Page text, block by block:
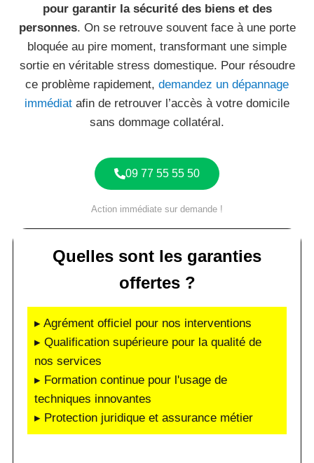
pour garantir la sécurité des biens et des
personnes. On se retrouve souvent face à une porte
bloquée au pire moment, transformant une simple
sortie en véritable stress domestique. Pour résoudre
ce problème rapidement, demandez un dépannage
immédiat afin de retrouver l’accès à votre domicile
sans dommage collatéral.
09 77 55 55 50
Action immédiate sur demande !
Quelles sont les garanties
offertes ?
▸ Agrément officiel pour nos interventions
▸ Qualification supérieure pour la qualité de
nos services
▸ Formation continue pour l'usage de
techniques innovantes
▸ Protection juridique et assurance métier